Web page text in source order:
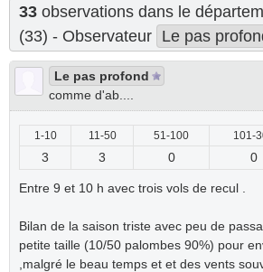
33 observations dans le
(33) - Observateur Le pas
Le pas profond
comme d'ab....
1-10 11-50 51-100 101-
3 3 0 0
Entre 9 et 10 h avec trois vols de recul .
Bilan de la saison triste avec peu de
petite taille (10/50 palombes 90%) pour
,malgré le beau temps et et des vents